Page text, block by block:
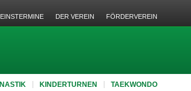
KINDERTURNEN TAEKWONDO
DER VEREIN FÖRDERVEREIN